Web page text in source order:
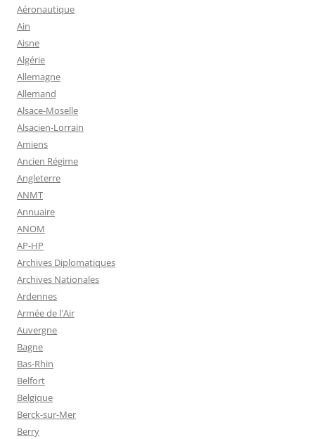
Aéronautique
Ain
Aisne
Algérie
Allemagne
Allemand
Alsace-Moselle
Alsacien-Lorrain
Amiens
Ancien Régime
Angleterre
ANMT
Annuaire
ANOM
AP-HP
Archives Diplomatiques
Archives Nationales
Ardennes
Armée de l'Air
Auvergne
Bagne
Bas-Rhin
Belfort
Belgique
Berck-sur-Mer
Berry